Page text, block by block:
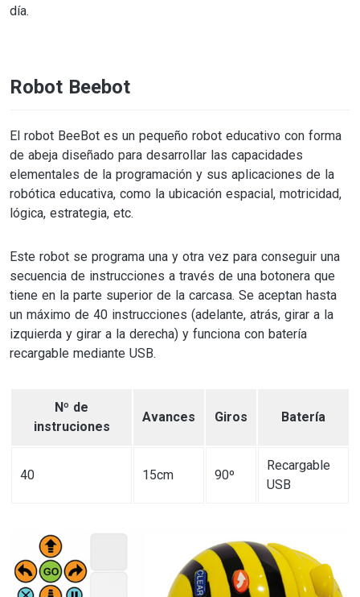
día.
Robot Beebot
El robot BeeBot es un pequeño robot educativo con forma
de abeja diseñado para desarrollar las capacidades
elementales de la programación y sus aplicaciones de la
robótica educativa, como la ubicación espacial, motricidad,
lógica, estrategia, etc.
Este robot se programa una y otra vez para conseguir una
secuencia de instrucciones a través de una botonera que
tiene en la parte superior de la carcasa. Se aceptan hasta
un máximo de 40 instrucciones (adelante, atrás, girar a la
izquierda y girar a la derecha) y funciona con batería
recargable mediante USB.
Nº de
instruciones
Avances Giros Batería
40 15cm 90º
Recargable
USB